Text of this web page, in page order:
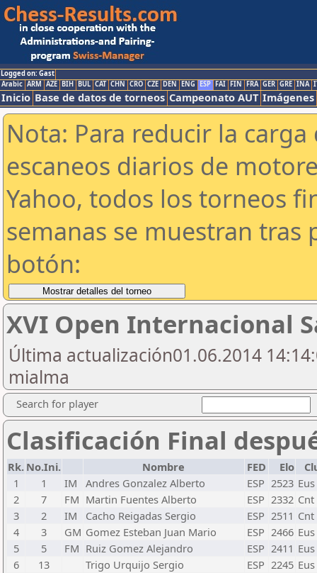
Logged on: Gast
Arabic ARM AZE BIH BUL CAT CHN CRO CZE DEN ENG ESP FAI FIN FRA GER GRE INA
Inicio Base de datos de torneos Campeonato AUT Imágenes
Nota: Para reducir la
escaneos diarios de
Yahoo, todos los torneos
semanas se muestran tras
botón:
XVI Open Internacional
Última actualización01.06.2014
mialma
Search for player
Clasificación Final
Rk. No.Ini. Nombre FED Elo
1
1 IM Andres Gonzalez Alberto ESP 2523 Eus
2
7 FM Martin Fuentes Alberto ESP 2332 Cnt
3
2 IM Cacho Reigadas Sergio ESP 2511 Cnt
4
3 GM Gomez Esteban Juan Mario ESP 2466 Eus
5
5 FM Ruiz Gomez Alejandro ESP 2411 Eus
6
13 Trigo Urquijo Sergio ESP 2245 Eus